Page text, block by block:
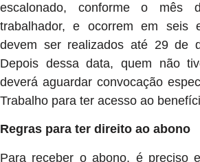
escalonado, conforme o mês
trabalhador, e ocorrem em seis
devem ser realizados até 29 de
Depois dessa data, quem não
deverá aguardar convocação
Trabalho para ter acesso ao
Regras para ter direito ao abono
Para receber o abono, é preciso